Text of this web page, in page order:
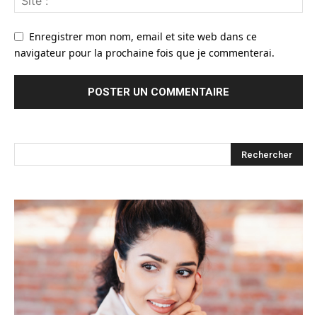
Enregistrer mon nom, email et site web dans ce
navigateur pour la prochaine fois que je commenterai.